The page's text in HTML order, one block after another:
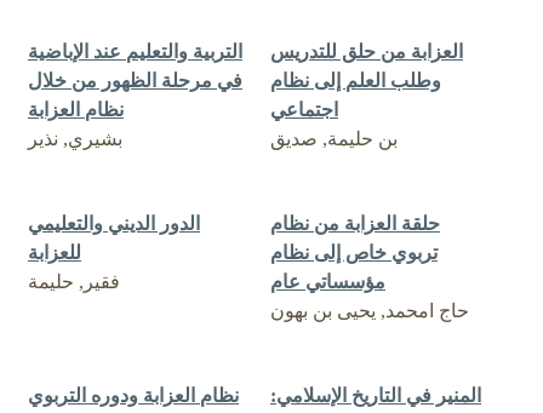
التربية والتعليم عند الإباضية
في مرحلة الظهور من خلال
نظام العزابة
بشيري, نذير
العزابة من حلق للتدريس
وطلب العلم إلى نظام
اجتماعي
بن حليمة, صديق
الدور الديني والتعليمي
للعزابة
فقير, حليمة
حلقة العزابة من نظام
تربوي خاص إلى نظام
مؤسساتي عام
حاج امحمد, يحيى بن بهون
نظام العزابة ودوره التربوي
‏‏المنير في التاريخ الإسلامي: